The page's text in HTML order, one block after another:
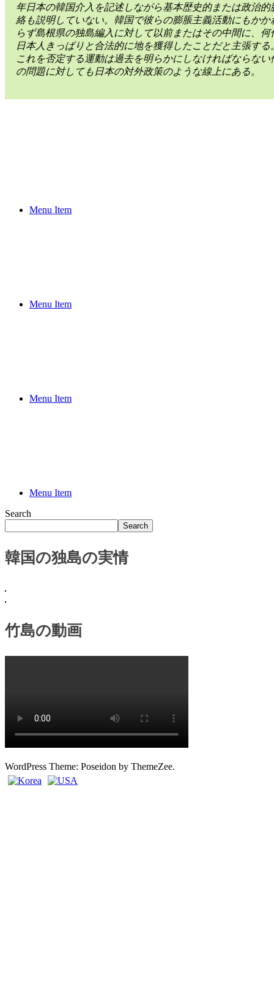
年日本の韓国介入を記述しながら基本歴史的または政治的
絡も説明していない。韓国で彼らの膨脹主義活動にもかか
らず島根県の独島編入に対して以前またはその中間に、何
日本人きっぱりと合法的に地を獲得したことだと主張する
これを否定する運動は過去を明らかにしなければならない
の問題に対しても日本の対外政策のような線上にある。
竹
史
鬱
島
Menu Item
Menu Item
Menu Item
Menu Item
Search
Search
韓国の独島の実情
竹島の動画
WordPress Theme: Poseidon by ThemeZee.